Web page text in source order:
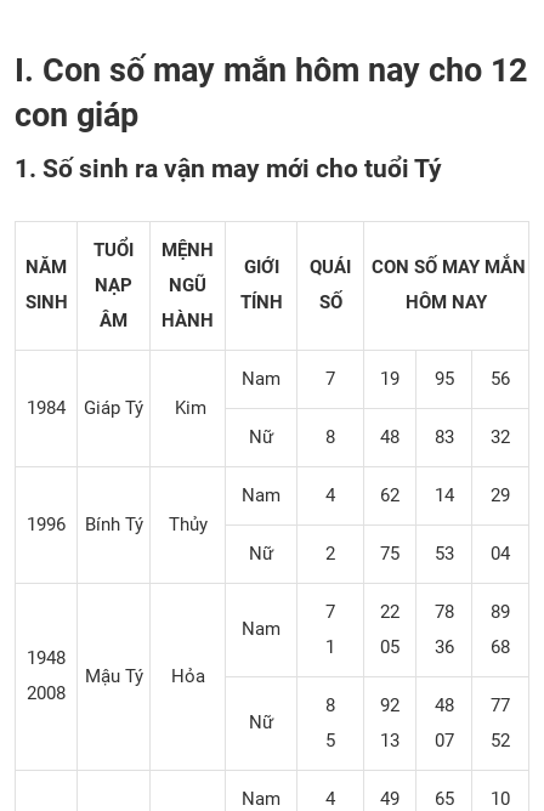
I. Con số may mắn hôm nay cho 12
con giáp
1. Số sinh ra vận may mới cho tuổi Tý
NĂM
SINH
TUỔI
NẠP
ÂM
MỆNH
NGŨ
HÀNH
GIỚI
TÍNH
QUÁI
SỐ
CON SỐ MAY MẮN
HÔM NAY
1984 Giáp Tý Kim
Nam 7 19 95 56
Nữ 8 48 83 32
1996 Bính Tý Thủy
Nam 4 62 14 29
Nữ 2 75 53 04
1948
2008
Mậu Tý Hỏa
Nam
7
1
22
05
78
36
89
68
Nữ
8
5
92
13
48
07
77
52
Nam 4 49 65 10